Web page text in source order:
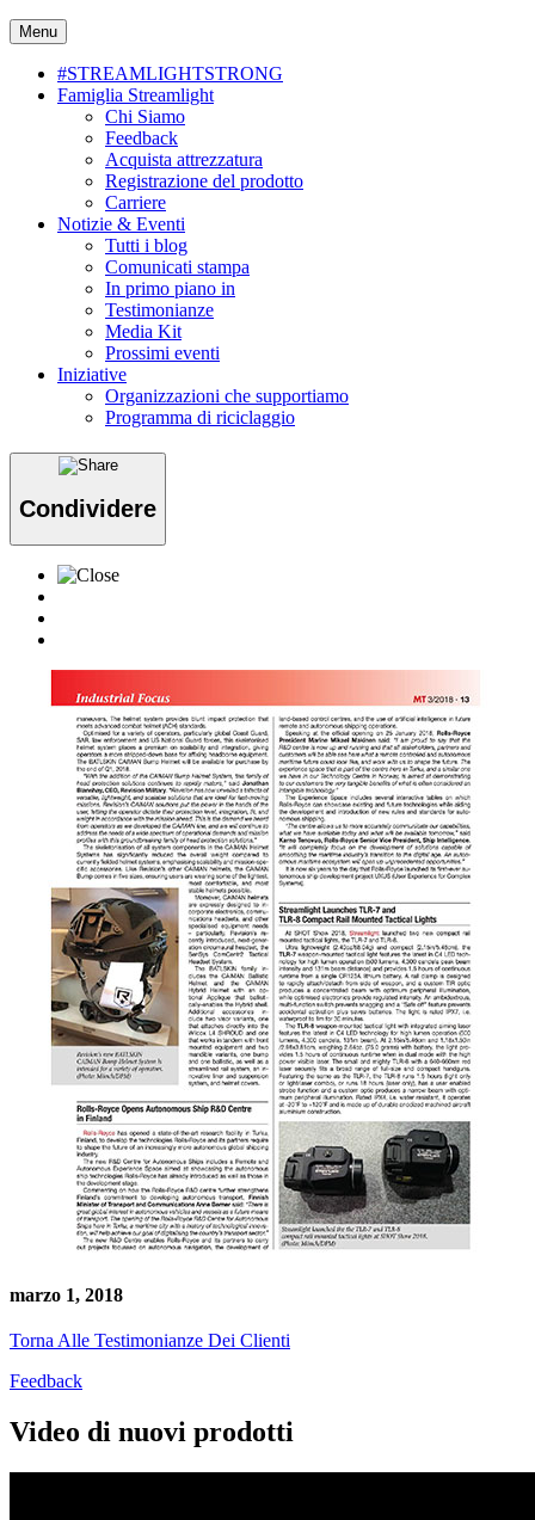
Menu
#STREAMLIGHTSTRONG
Famiglia Streamlight
Chi Siamo
Feedback
Acquista attrezzatura
Registrazione del prodotto
Carriere
Notizie & Eventi
Tutti i blog
Comunicati stampa
In primo piano in
Testimonianze
Media Kit
Prossimi eventi
Iniziative
Organizzazioni che supportiamo
Programma di riciclaggio
Condividere
marzo 1, 2018
Torna Alle Testimonianze Dei Clienti
Feedback
Video di nuovi prodotti